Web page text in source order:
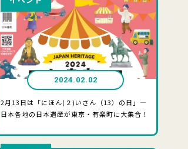
2024.02.02
2月13日は「にほん(２)いさん（13）の日」―
日本各地の日本遺産が東京・有楽町に大集合！